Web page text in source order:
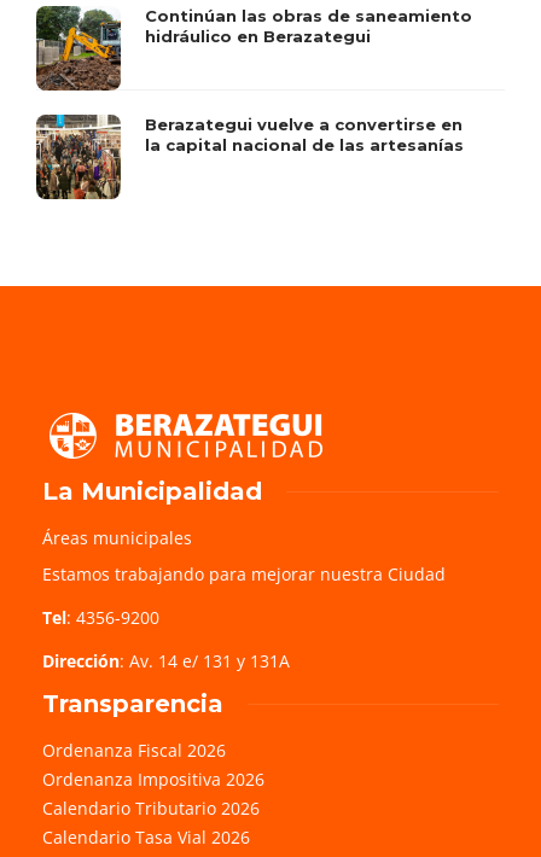
Continúan las obras de saneamiento
hidráulico en Berazategui
Berazategui vuelve a convertirse en
la capital nacional de las artesanías
La Municipalidad
Áreas municipales
Estamos trabajando para mejorar nuestra Ciudad
Tel: 4356-9200
Dirección: Av. 14 e/ 131 y 131A
Transparencia
Ordenanza Fiscal 2026
Ordenanza Impositiva 2026
Calendario Tributario 2026
Calendario Tasa Vial 2026